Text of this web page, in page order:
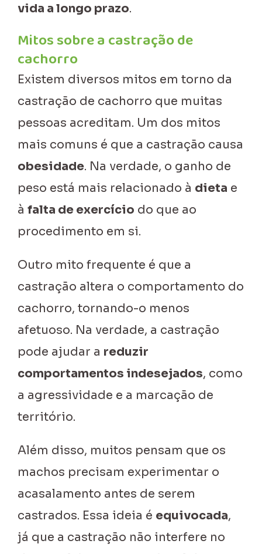
vida a longo prazo.
Mitos sobre a castração de
cachorro
Existem diversos mitos em torno da
castração de cachorro que muitas
pessoas acreditam. Um dos mitos
mais comuns é que a castração causa
obesidade. Na verdade, o ganho de
peso está mais relacionado à dieta e
à falta de exercício do que ao
procedimento em si.
Outro mito frequente é que a
castração altera o comportamento do
cachorro, tornando-o menos
afetuoso. Na verdade, a castração
pode ajudar a reduzir
comportamentos indesejados, como
a agressividade e a marcação de
território.
Além disso, muitos pensam que os
machos precisam experimentar o
acasalamento antes de serem
castrados. Essa ideia é equivocada,
já que a castração não interfere no